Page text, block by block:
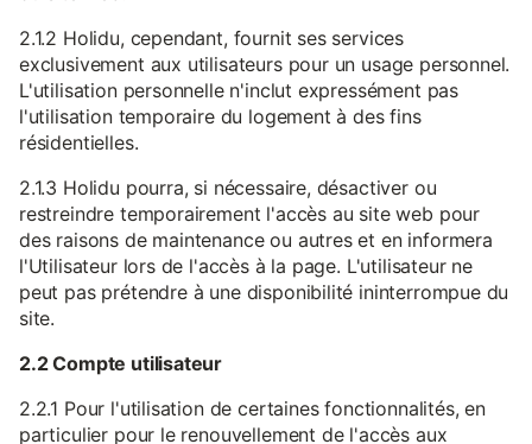
2.1.2 Holidu, cependant, fournit ses services
exclusivement aux utilisateurs pour un usage personnel.
L'utilisation personnelle n'inclut expressément pas
l'utilisation temporaire du logement à des fins
résidentielles.
2.1.3 Holidu pourra, si nécessaire, désactiver ou
restreindre temporairement l'accès au site web pour
des raisons de maintenance ou autres et en informera
l'Utilisateur lors de l'accès à la page. L'utilisateur ne
peut pas prétendre à une disponibilité ininterrompue du
site.
2.2 Compte utilisateur
2.2.1 Pour l'utilisation de certaines fonctionnalités, en
particulier pour le renouvellement de l'accès aux